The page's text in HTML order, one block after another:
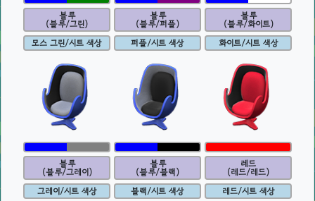
블루
(블루/그린)
모스 그린/시트 색상
블루
(블루/퍼플)
퍼플/시트 색상
블루
(블루/화이트)
화이트/시트 색상
블루
(블루/그레이)
그레이/시트 색상
블루
(블루/블랙)
블랙/시트 색상
레드
(레드/레드)
레드/시트 색상